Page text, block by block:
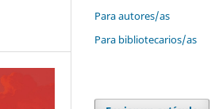
Para autores/as
Para bibliotecarios/as